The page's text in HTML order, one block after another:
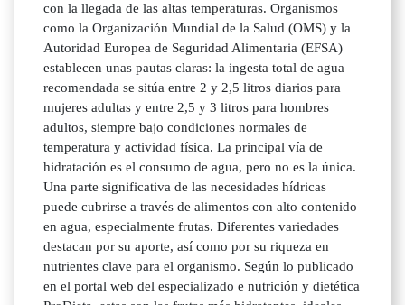
con la llegada de las altas temperaturas. Organismos
como la Organización Mundial de la Salud (OMS) y la
Autoridad Europea de Seguridad Alimentaria (EFSA)
establecen unas pautas claras: la ingesta total de agua
recomendada se sitúa entre 2 y 2,5 litros diarios para
mujeres adultas y entre 2,5 y 3 litros para hombres
adultos, siempre bajo condiciones normales de
temperatura y actividad física. La principal vía de
hidratación es el consumo de agua, pero no es la única.
Una parte significativa de las necesidades hídricas
puede cubrirse a través de alimentos con alto contenido
en agua, especialmente frutas. Diferentes variedades
destacan por su aporte, así como por su riqueza en
nutrientes clave para el organismo. Según lo publicado
en el portal web del especializado e nutrición y dietética